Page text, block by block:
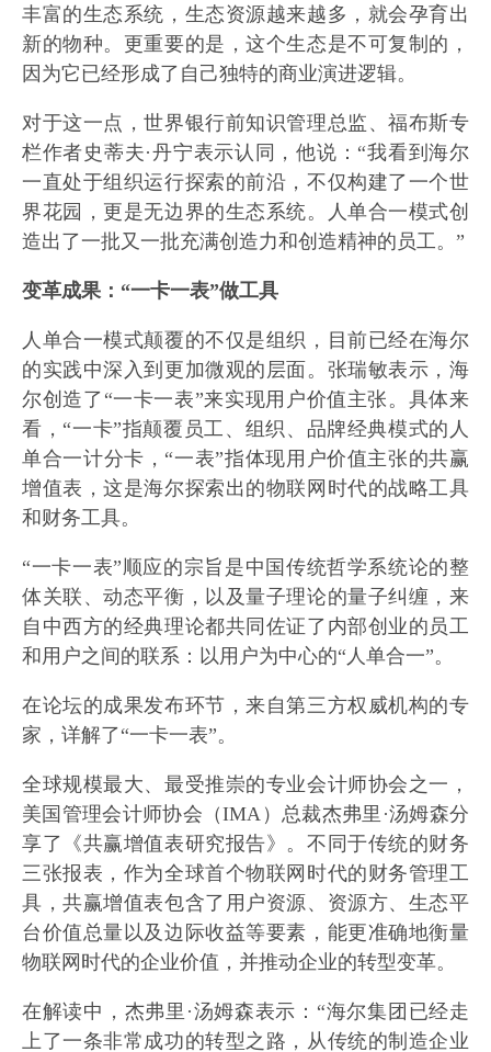
丰富的生态系统，生态资源越来越多，就会孕育出
新的物种。更重要的是，这个生态是不可复制的，
因为它已经形成了自己独特的商业演进逻辑。
对于这一点，世界银行前知识管理总监、福布斯专
栏作者史蒂夫·丹宁表示认同，他说：“我看到海尔
一直处于组织运行探索的前沿，不仅构建了一个世
界花园，更是无边界的生态系统。人单合一模式创
造出了一批又一批充满创造力和创造精神的员工。”
变革成果：“一卡一表”做工具
人单合一模式颠覆的不仅是组织，目前已经在海尔
的实践中深入到更加微观的层面。张瑞敏表示，海
尔创造了“一卡一表”来实现用户价值主张。具体来
看，“一卡”指颠覆员工、组织、品牌经典模式的人
单合一计分卡，“一表”指体现用户价值主张的共赢
增值表，这是海尔探索出的物联网时代的战略工具
和财务工具。
“一卡一表”顺应的宗旨是中国传统哲学系统论的整
体关联、动态平衡，以及量子理论的量子纠缠，来
自中西方的经典理论都共同佐证了内部创业的员工
和用户之间的联系：以用户为中心的“人单合一”。
在论坛的成果发布环节，来自第三方权威机构的专
家，详解了“一卡一表”。
全球规模最大、最受推崇的专业会计师协会之一，
美国管理会计师协会（IMA）总裁杰弗里·汤姆森分
享了《共赢增值表研究报告》。不同于传统的财务
三张报表，作为全球首个物联网时代的财务管理工
具，共赢增值表包含了用户资源、资源方、生态平
台价值总量以及边际收益等要素，能更准确地衡量
物联网时代的企业价值，并推动企业的转型变革。
在解读中，杰弗里·汤姆森表示：“海尔集团已经走
上了一条非常成功的转型之路，从传统的制造企业